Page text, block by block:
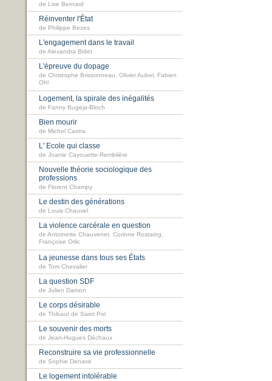
de Lise Bernard
Réinventer l'État
de Philippe Bezes
L'engagement dans le travail
de Alexandra Bidet
L'épreuve du dopage
de Christophe Brissonneau, Olivier Aubel, Fabien
Ohl
Logement, la spirale des inégalités
de Fanny Bugeja-Bloch
Bien mourir
de Michel Castra
L' Ecole qui classe
de Joanie Cayouette-Remblière
Nouvelle théorie sociologique des
professions
de Florent Champy
Le destin des générations
de Louis Chauvel
La violence carcérale en question
de Antoinette Chauvenet, Corinne Rostaing,
Françoise Orlic
La jeunesse dans tous ses États
de Tom Chevalier
La question SDF
de Julien Damon
Le corps désirable
de Thibaut de Saint Pol
Le souvenir des morts
de Jean-Hugues Déchaux
Reconstruire sa vie professionnelle
de Sophie Denave
Le logement intolérable